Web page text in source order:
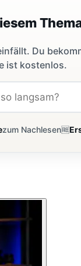
Du
ist kostenlos.
zum Nachlesen🆓